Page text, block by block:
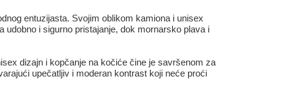
entuzijasta. Svojim oblikom kamiona i unisex
i sigurno pristajanje, dok mornarsko plava i
dizajn i kopčanje na kočiće čine je savršenom za
upečatljiv i moderan kontrast koji neće proći